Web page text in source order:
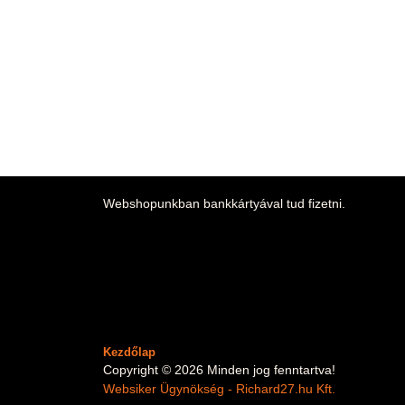
Webshopunkban bankkártyával tud fizetni.
Kezdőlap
Copyright © 2026 Minden jog fenntartva!
Websiker Ügynökség - Richard27.hu Kft.